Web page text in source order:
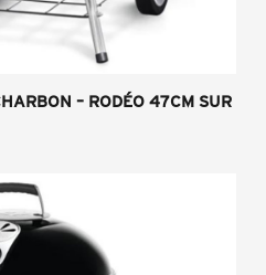
– RODÉO 47CM SUR